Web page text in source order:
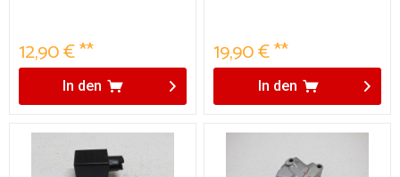
12,90 € **
In den
19,90 € **
In den